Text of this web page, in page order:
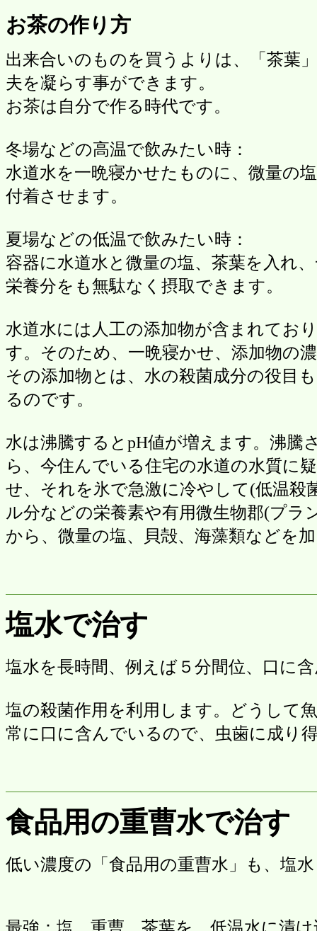
お茶の作り方
出来合いのものを買うよりは、「茶葉
夫を凝らす事ができます。
お茶は自分で作る時代です。
冬場などの高温で飲みたい時：
水道水を一晩寝かせたものに、微量の
付着させます。
夏場などの低温で飲みたい時：
容器に水道水と微量の塩、茶葉を入れ
栄養分をも無駄なく摂取できます。
水道水には人工の添加物が含まれてお
す。そのため、一晩寝かせ、添加物の
その添加物とは、水の殺菌成分の役目
るのです。
水は沸騰するとpH値が増えます。沸騰
ら、今住んでいる住宅の水道の水質に
せ、それを氷で急激に冷やして(低温
ル分などの栄養素や有用微生物郡(プ
から、微量の塩、貝殻、海藻類などを
塩水で治す
塩水を長時間、例えば５分間位、口に
塩の殺菌作用を利用します。どうして
常に口に含んでいるので、虫歯に成り
食品用の重曹水で治す
低い濃度の「食品用の重曹水」も、塩
最強：塩、重曹、茶葉を、低温水に漬